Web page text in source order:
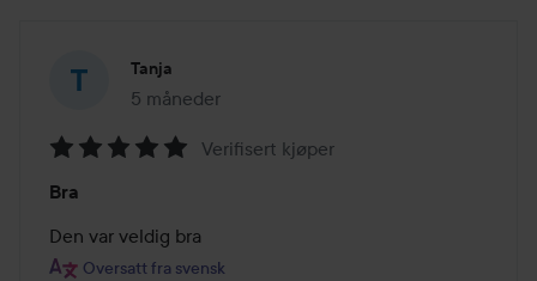
Tanja
5 måneder
Innlegget ble opprettet 5 måneder
5
av
5
Verifisert kjøper
Bra
Den var veldig bra
Oversatt fra svensk